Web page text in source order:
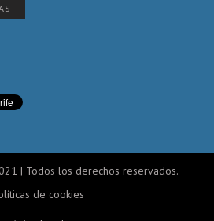
| Todos los derechos reservados.
de cookies